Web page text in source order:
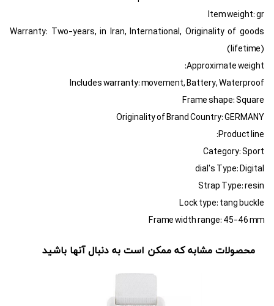
Item weight: gr
Warranty: Two-years, in Iran, International, Originality of goods
(lifetime)
Approximate weight:
Includes warranty: movement, Battery, Waterproof
Frame shape: Square
Originality of Brand Country: GERMANY
Product line:
Category: Sport
dial's Type: Digital
Strap Type: resin
Lock type: tang buckle
Frame width range: 45-46 mm
محصولات مشابه که ممکن است به دنبال آنها باشید